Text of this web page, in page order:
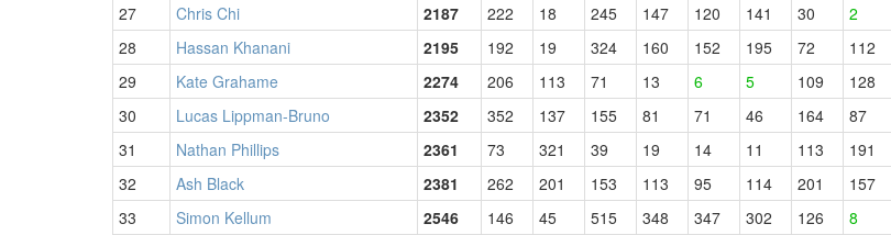
27
Chris Chi 2187 222 18 245 147 120 141 30 2
28
Hassan Khanani 2195 192 19 324 160 152 195 72 112
29
Kate Grahame 2274 206 113 71 13 6 5 109 128
30
Lucas Lippman-Bruno 2352 352 137 155 81 71 46 164 87
31
Nathan Phillips 2361 73 321 39 19 14 11 113 191
32
Ash Black 2381 262 201 153 113 95 114 201 157
33
Simon Kellum 2546 146 45 515 348 347 302 126 8